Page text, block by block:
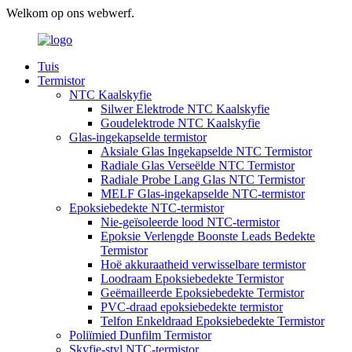
Welkom op ons webwerf.
Tuis
Termistor
NTC Kaalskyfie
Silwer Elektrode NTC Kaalskyfie
Goudelektrode NTC Kaalskyfie
Glas-ingekapselde termistor
Aksiale Glas Ingekapselde NTC Termistor
Radiale Glas Verseëlde NTC Termistor
Radiale Probe Lang Glas NTC Termistor
MELF Glas-ingekapselde NTC-termistor
Epoksiebedekte NTC-termistor
Nie-geïsoleerde lood NTC-termistor
Epoksie Verlengde Boonste Leads Bedekte
Termistor
Hoë akkuraatheid verwisselbare termistor
Loodraam Epoksiebedekte Termistor
Geëmailleerde Epoksiebedekte Termistor
PVC-draad epoksiebedekte termistor
Telfon Enkeldraad Epoksiebedekte Termistor
Poliïmied Dunfilm Termistor
Skyfie-styl NTC-termistor